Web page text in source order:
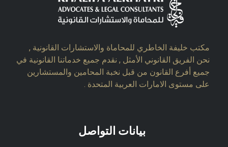
مكتب خليفة الخاطري للمحاماة والاستشارات القانونية ,
نحن الفريق القانوني الأمثل , نقدم جميع خدماتنا القانونية في
جميع أفرع القانون من قبل نخبة المحامين والمستشارين
على مستوى الامارات العربية المتحدة .
بيانات التواصل